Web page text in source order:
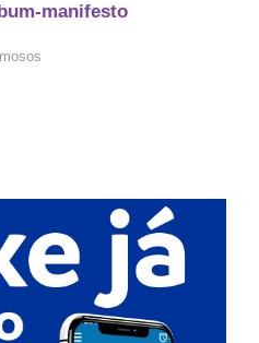
manifesto